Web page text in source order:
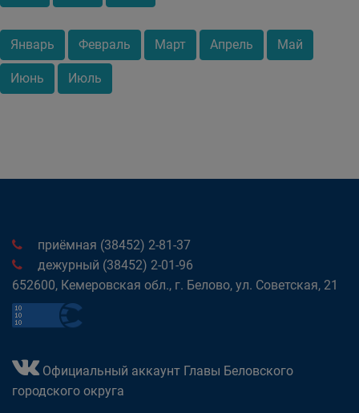
Январь Февраль Март Апрель Май
Июнь Июль
приёмная (38452) 2-81-37
дежурный (38452) 2-01-96
652600, Кемеровская обл., г. Белово, ул. Советская, 21
Официальный аккаунт Главы Беловского
городского округа